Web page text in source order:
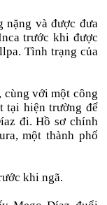
nặng và được đưa
trước khi được
Tình trạng của
cùng với một công
tại hiện trường để
đi. Hồ sơ chính
một thành phố
khi ngã.